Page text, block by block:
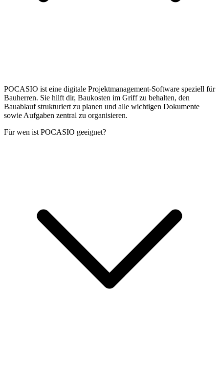
POCASIO ist eine digitale Projektmanagement-Software speziell für
Bauherren. Sie hilft dir, Baukosten im Griff zu behalten, den
Bauablauf strukturiert zu planen und alle wichtigen Dokumente
sowie Aufgaben zentral zu organisieren.
Für wen ist POCASIO geeignet?